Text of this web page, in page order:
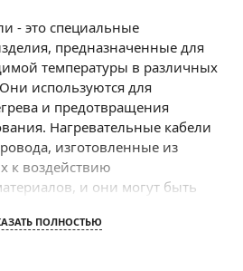
- это специальные
предназначенные для
температуры в различных
используются для
и предотвращения
Нагревательные кабели
изготовленные из
к воздействию
и они могут быть
нержавеющую сталь и
ПОЛНОСТЬЮ